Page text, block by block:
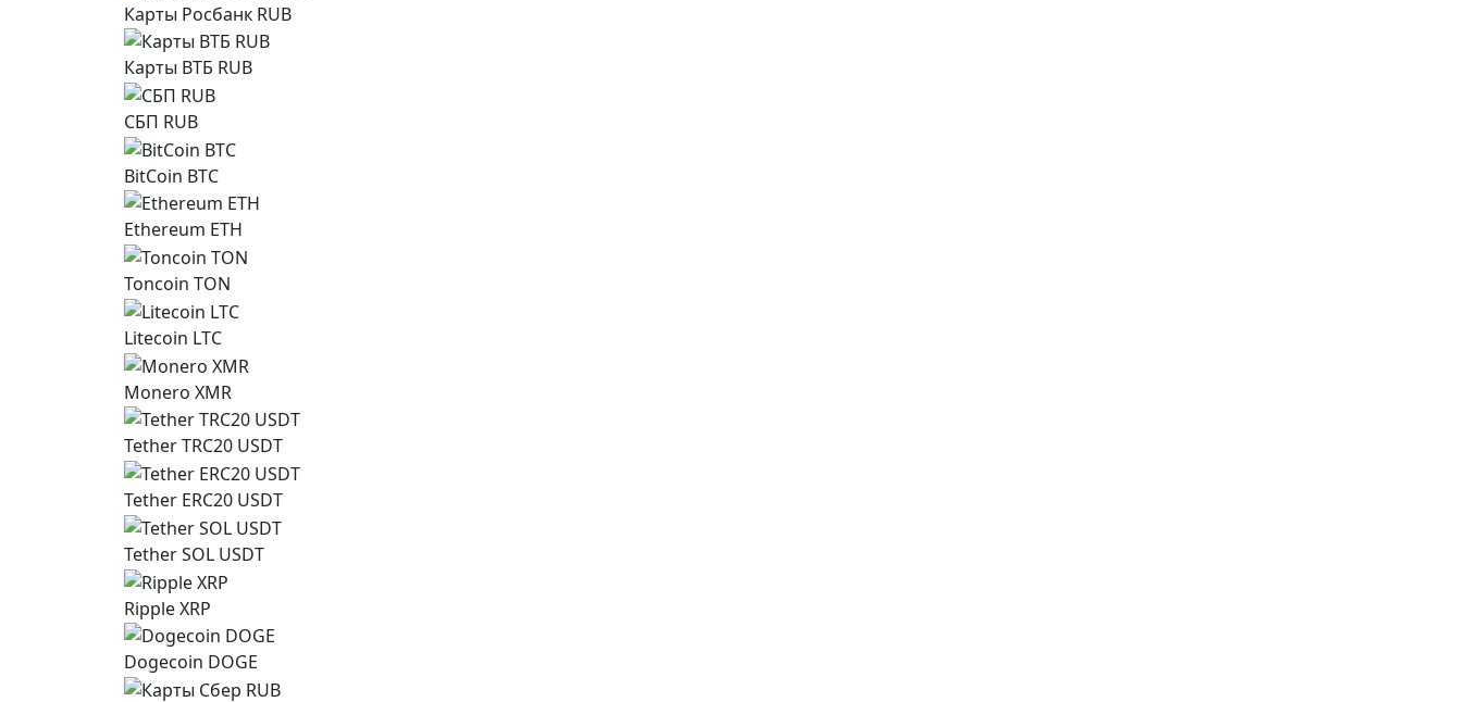
Карты Росбанк RUB
Карты ВТБ RUB
СБП RUB
BitCoin BTC
Ethereum ETH
Toncoin TON
Litecoin LTC
Monero XMR
Tether TRC20 USDT
Tether ERC20 USDT
Tether SOL USDT
Ripple XRP
Dogecoin DOGE